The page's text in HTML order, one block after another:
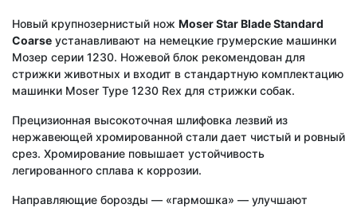
Новый крупнозернистый нож Moser Star Blade Standard
Coarse устанавливают на немецкие грумерские машинки
Мозер серии 1230. Ножевой блок рекомендован для
стрижки животных и входит в стандартную комплектацию
машинки Moser Type 1230 Rex для стрижки собак.
Прецизионная высокоточная шлифовка лезвий из
нержавеющей хромированной стали дает чистый и ровный
срез. Хромирование повышает устойчивость
легированного сплава к коррозии.
Направляющие борозды — «гармошка» — улучшают